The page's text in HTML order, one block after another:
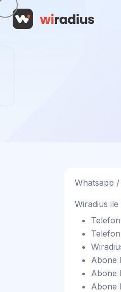
Whatsapp /
Wiradius
Abone
Abone
Abone